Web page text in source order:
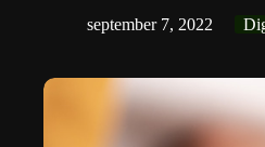
september 7, 2022